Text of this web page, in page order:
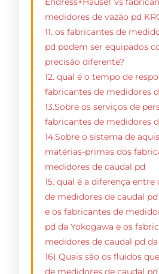
medidores de vazão pd
11. os fabricantes de
pd podem ser equipados
precisão diferente?
12. qual é o tempo de
fabricantes de medidores
13.Sobre os serviços de
fabricantes de medidores
14.Sobre o sistema de
matérias-primas dos
medidores de caudal pd
15. qual é a diferença
de medidores de caudal
e os fabricantes de
pd da Yokogawa e os
medidores de caudal pd
16) Quais são os fluidos
de medidores de caudal